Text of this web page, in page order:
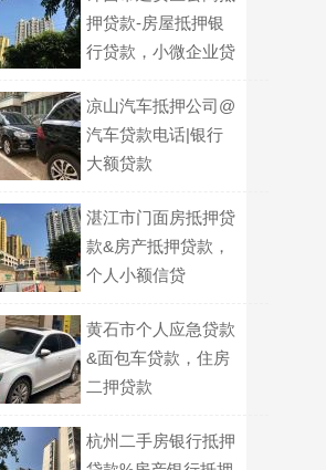
押贷款-房屋抵押银
行贷款，小微企业贷
凉山汽车抵押公司@
汽车贷款电话|银行
大额贷款
湛江市门面房抵押贷
款&房产抵押贷款，
个人小额信贷
黄石市个人应急贷款
&面包车贷款，住房
二押贷款
杭州二手房银行抵押